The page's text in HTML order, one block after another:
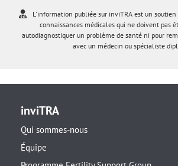
L'information publiée sur inviTRA est un
connaissances médicales qui ne doivent pas
autodiagnostiquer un problème de santé ni pour
avec un médecin ou spécialiste
inviTRA
Qui sommes-nous
Équipe